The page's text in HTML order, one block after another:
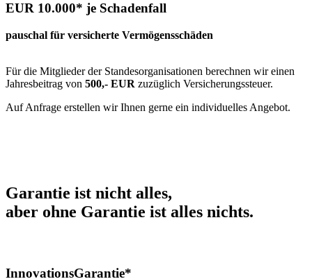
EUR 10.000* je Schadenfall
pauschal für versicherte Vermögensschäden
Für die Mitglieder der Standesorganisationen berechnen wir einen
Jahresbeitrag von 500,- EUR zuzüglich Versicherungssteuer.
Auf Anfrage erstellen wir Ihnen gerne ein individuelles Angebot.
Garantie ist nicht alles,
aber ohne Garantie ist alles nichts.
InnovationsGarantie*